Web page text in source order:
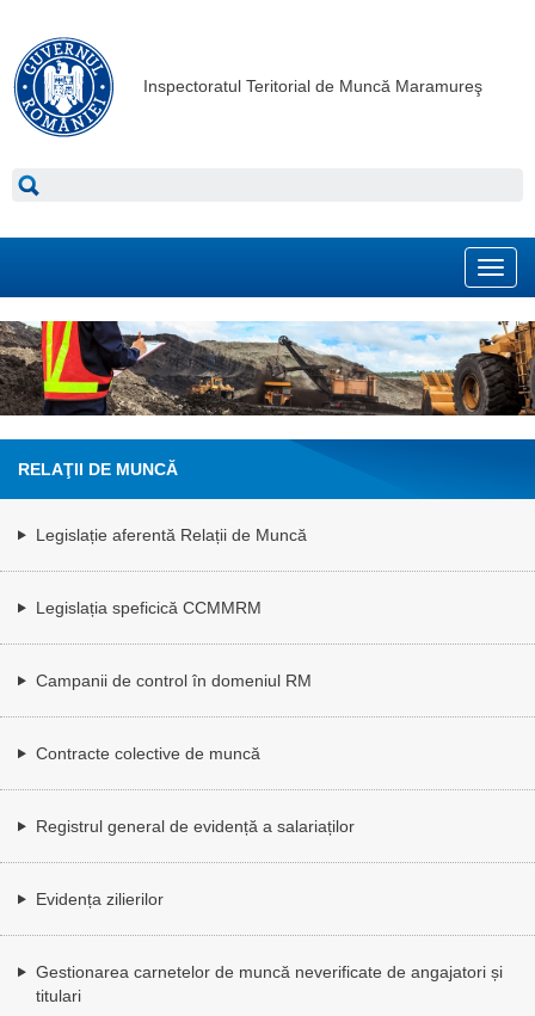
Inspectoratul Teritorial de Muncă Maramureş
RELAŢII DE MUNCĂ
Legislație aferentă Relații de Muncă
Legislația speficică CCMMRM
Campanii de control în domeniul RM
Contracte colective de muncă
Registrul general de evidență a salariaților
Evidența zilierilor
Gestionarea carnetelor de muncă neverificate de angajatori și
titulari